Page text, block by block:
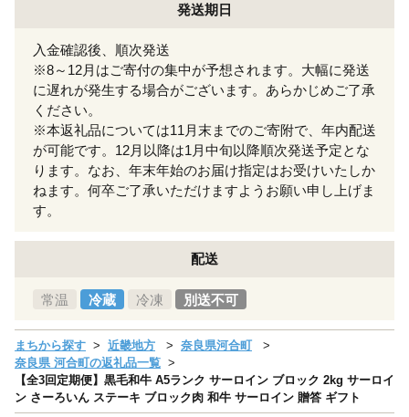
発送期日
入金確認後、順次発送
※8～12月はご寄付の集中が予想されます。大幅に発送
に遅れが発生する場合がございます。あらかじめご了承
ください。
※本返礼品については11月末までのご寄附で、年内配送
が可能です。12月以降は1月中旬以降順次発送予定とな
ります。なお、年末年始のお届け指定はお受けいたしか
ねます。何卒ご了承いただけますようお願い申し上げま
す。
配送
常温 冷蔵 冷凍 別送不可
まちから探す 近畿地方
奈良県河合町
奈良県 河合町の返礼品一覧
【全3回定期便】黒毛和牛 A5ランク サーロイン ブロック 2kg サーロイ
ン さーろいん ステーキ ブロック肉 和牛 サーロイン 贈答 ギフト